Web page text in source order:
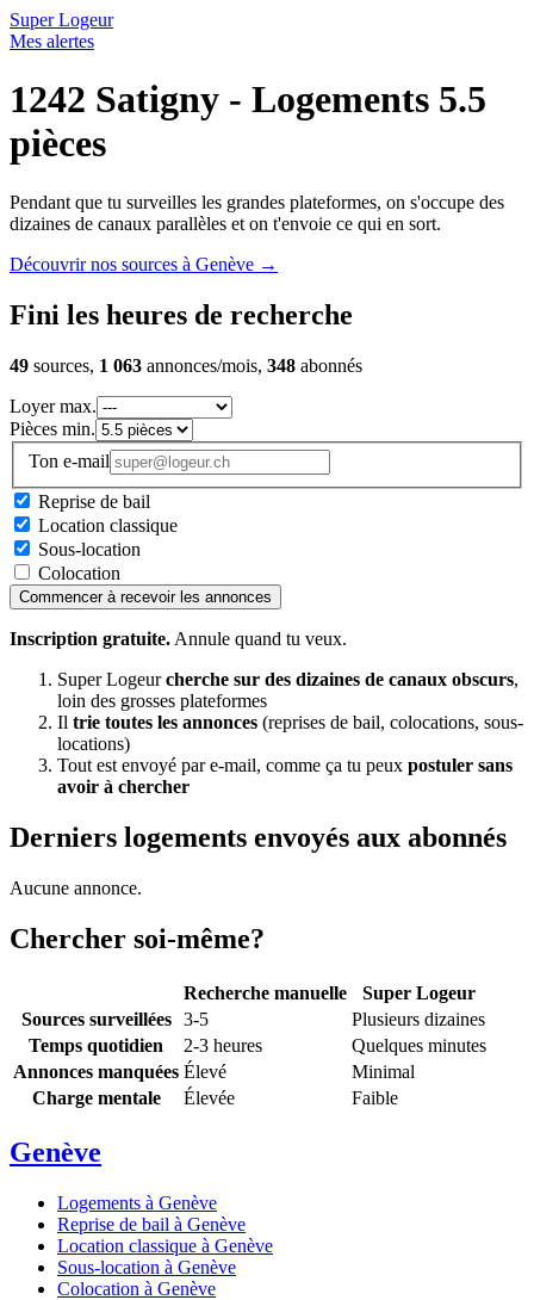
Super Logeur
Mes alertes
1242 Satigny - Logements 5.5
pièces
Pendant que tu surveilles les grandes plateformes, on s'occupe des
dizaines de canaux parallèles et on t'envoie ce qui en sort.
Découvrir nos sources à Genève →
Fini les heures de recherche
49 sources, 1 063 annonces/mois, 348 abonnés
Loyer max.
Pièces min.
Ton e-mail
Reprise de bail
Location classique
Sous-location
Colocation
Commencer à recevoir les annonces
Inscription gratuite. Annule quand tu veux.
Super Logeurcherche sur des dizaines de canaux obscurs,
loin des grosses plateformes
Il trie toutes les annonces (reprises de bail, colocations, sous-
locations)
Tout est envoyé par e-mail, comme ça tu peux postuler sans
avoir à chercher
Derniers logements envoyés aux abonnés
Aucune annonce.
Chercher soi-même?
Recherche manuelle
Super Logeur
Sources surveillées
3-5
Plusieurs dizaines
Temps quotidien
2-3 heures
Quelques minutes
Annonces manquées Élevé
Minimal
Charge mentale
Élevée Faible
Genève
Logements à Genève
Reprise de bail à Genève
Location classique à Genève
Sous-location à Genève
Colocation à Genève